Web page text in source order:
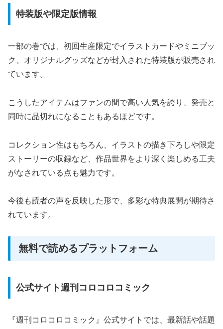
特装版や限定版情報
一部の巻では、初回生産限定でイラストカードやミニブッ
ク、オリジナルグッズなどが封入された特装版が販売され
ています。
こうしたアイテムはファンの間で高い人気を誇り、発売と
同時に品切れになることもあるほどです。
コレクション性はもちろん、イラストの描き下ろしや限定
ストーリーの収録など、作品世界をより深く楽しめる工夫
がなされている点も魅力です。
今後も読者の声を反映した形で、多彩な特典展開が期待さ
れています。
無料で読めるプラットフォーム
公式サイト週刊コロコロコミック
『週刊コロコロコミック』公式サイトでは、最新話や話題